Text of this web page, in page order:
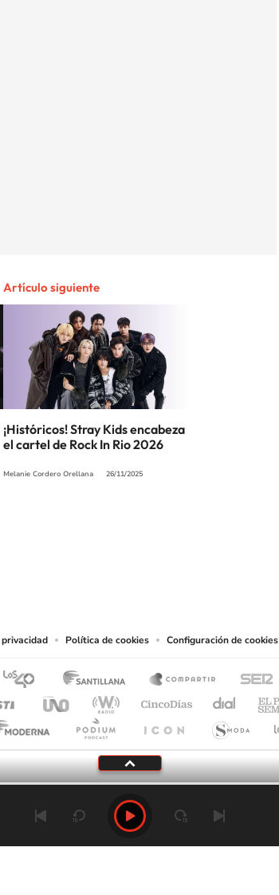
Artículo siguiente
¡Históricos! Stray Kids encabeza
el cartel de Rock In Rio 2026
Melanie Cordero Orellana 26/11/2025
Política de cookies Configuración de cookies